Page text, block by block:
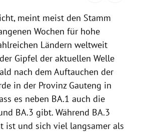
meint meist den Stamm
Wochen für hohe
Ländern weltweit
Gipfel der aktuellen Welle
nach dem Auftauchen der
in der Provinz Gauteng in
es neben BA.1 auch die
BA.3 gibt. Während BA.3
ist und sich viel langsamer als